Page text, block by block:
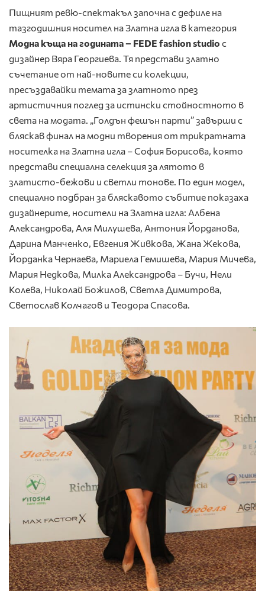
Пищният ревю-спектакъл започна с дефиле на
тазгодишния носител на Златна игла в категория
Модна къща на годината – FEDE fashion studio с
дизайнер Вяра Георгиева. Тя представи златно
съчетание от най-новите си колекции,
пресъздавайки темата за златното през
артистичния поглед за истински стойностното в
света на модата. „Голдън фешън парти” завърши с
бляскав финал на модни творения от трикратната
носителка на Златна игла – София Борисова, която
представи специална селекция за лятото в
златисто-бежови и светли тонове. По един модел,
специално подбран за бляскавото събитие показаха
дизайнерите, носители на Златна игла: Албена
Александрова, Аля Милушева, Антония Йорданова,
Дарина Манченко, Евгения Живкова, Жана Жекова,
Йорданка Чернаева, Мариела Гемишева, Мария Мичева,
Мария Недкова, Милка Александрова – Бучи, Нели
Колева, Николай Божилов, Светла Димитрова,
Светослав Колчагов и Теодора Спасова.